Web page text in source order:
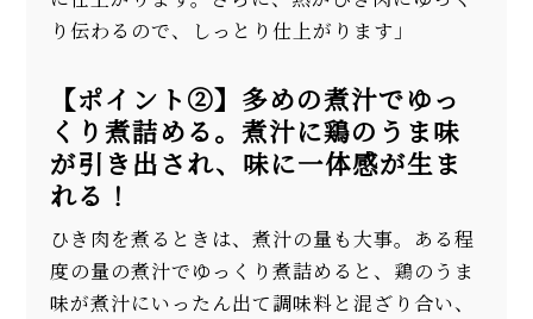
り伝わるので、しっとり仕上がります」
【ポイント②】多めの煮汁でゆっ
くり煮詰める。煮汁に鶏のうま味
が引き出され、味に一体感が生ま
れる！
ひき肉を煮るときは、煮汁の量も大事。ある程
度の量の煮汁でゆっくり煮詰めると、鶏のうま
味が煮汁にいったん出て調味料と混ざり合い、